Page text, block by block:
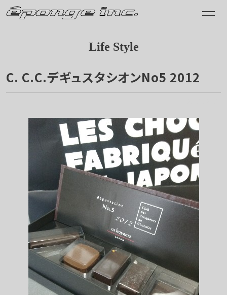
Life Style
C. C.C.デギュスタシオンNo5 2012